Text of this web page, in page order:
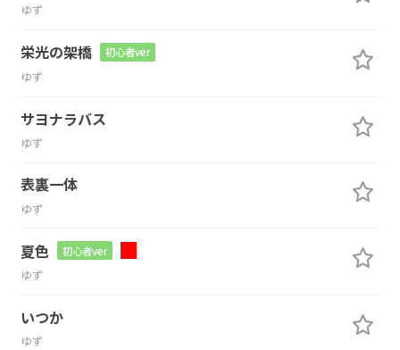
ゆず
栄光の架橋 初心者ver
ゆず
サヨナラバス
ゆず
表裏一体
ゆず
夏色 初心者ver
ゆず
いつか
ゆず